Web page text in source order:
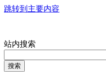
跳转到主要内容
站内搜索
搜索